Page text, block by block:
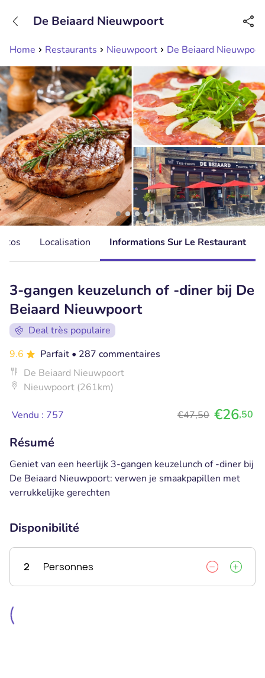
Disponible jusqu'à 23:00 heures
Home Restaurants Nieuwpoort De Beiaard
De Beiaard Nieuwpoort
Localisation Informations Sur Le Restaurant
3-gangen keuzelunch of -diner bij De
Beiaard Nieuwpoort
Deal très populaire
9.6
Parfait • 287 commentaires
De Beiaard Nieuwpoort
Nieuwpoort (261km)
Vendu : 757 €47,50 €26,50
Résumé
Geniet van een heerlijk 3-gangen keuzelunch of -diner bij
De Beiaard Nieuwpoort: verwen je smaakpapillen met
verrukkelijke gerechten
Disponibilité
2 Personnes